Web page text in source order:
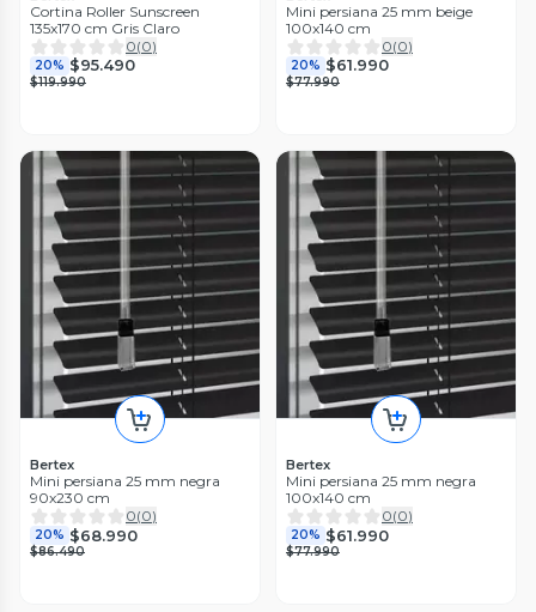
Cortina Roller Sunscreen
135x170 cm Gris Claro
0(0)
20% $95.490
$119.990
Mini persiana 25 mm beige
100x140 cm
0(0)
20% $61.990
$77.990
Bertex
Mini persiana 25 mm negra
90x230 cm
0(0)
20% $68.990
$86.490
Bertex
Mini persiana 25 mm negra
100x140 cm
0(0)
20% $61.990
$77.990